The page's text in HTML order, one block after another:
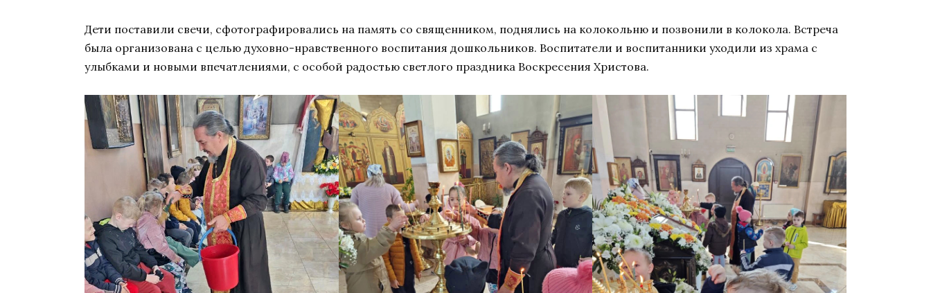
Дети поставили свечи, сфотографировались на память со священником, поднялись на колокольню и позвонили в колокола. Встреча
была организована с целью духовно-нравственного воспитания дошкольников. Воспитатели и воспитанники уходили из храма с
улыбками и новыми впечатлениями, с особой радостью светлого праздника Воскресения Христова.